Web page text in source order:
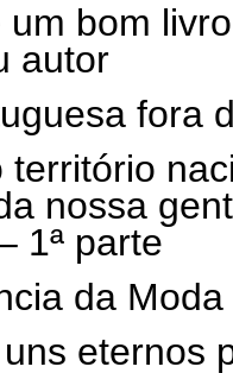
bom
autor
fora
território
nossa
1ª parte
da
eternos